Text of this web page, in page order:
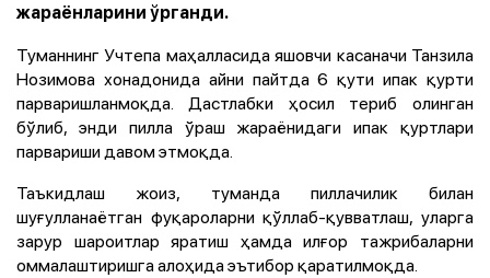
жараёнларини ўрганди.
Туманнинг Учтепа маҳалласида яшовчи касаначи Танзила
Нозимова хонадонида айни пайтда 6 қути ипак қурти
парваришланмоқда. Дастлабки ҳосил териб олинган
бўлиб, энди пилла ўраш жараёнидаги ипак қуртлари
парвариши давом этмоқда.
Таъкидлаш жоиз, туманда пиллачилик билан
шуғулланаётган фуқароларни қўллаб-қувватлаш, уларга
зарур шароитлар яратиш ҳамда илғор тажрибаларни
оммалаштиришга алоҳида эътибор қаратилмоқда.